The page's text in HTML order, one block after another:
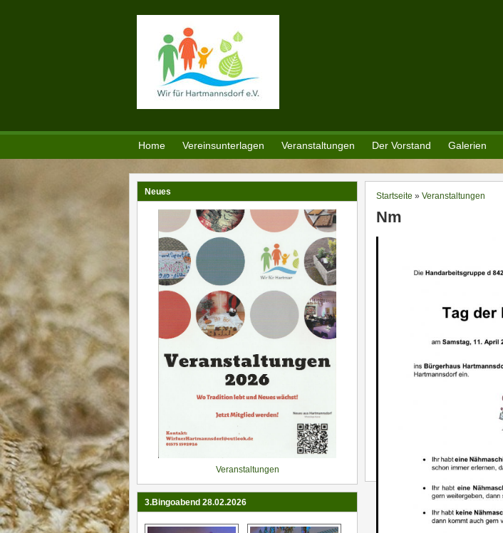
Home Vereinsunterlagen Veranstaltungen Der Vorstand Galerien
Sie sind hier
Startseite » Veranstaltungen
Nm
Neues
Veranstaltungen
3.Bingoabend 28.02.2026